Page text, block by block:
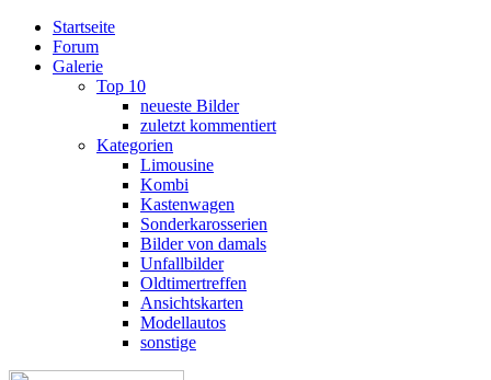
Startseite
Forum
Galerie
Top 10
neueste Bilder
zuletzt kommentiert
Kategorien
Limousine
Kombi
Kastenwagen
Sonderkarosserien
Bilder von damals
Unfallbilder
Oldtimertreffen
Ansichtskarten
Modellautos
sonstige